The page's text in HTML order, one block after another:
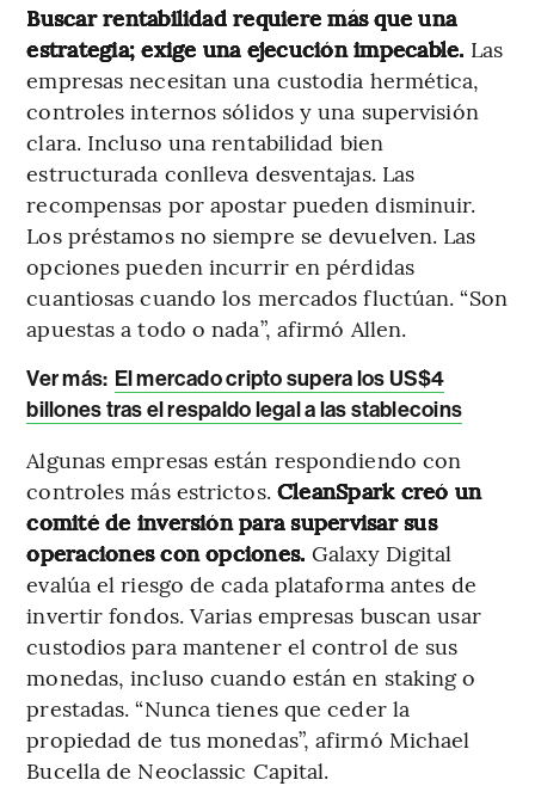
Buscar rentabilidad requiere más que una
estrategia; exige una ejecución impecable. Las
empresas necesitan una custodia hermética,
controles internos sólidos y una supervisión
clara. Incluso una rentabilidad bien
estructurada conlleva desventajas. Las
recompensas por apostar pueden disminuir.
Los préstamos no siempre se devuelven. Las
opciones pueden incurrir en pérdidas
cuantiosas cuando los mercados fluctúan. “Son
apuestas a todo o nada”, afirmó Allen.
Ver más: El mercado cripto supera los US$4
billones tras el respaldo legal a las stablecoins
Algunas empresas están respondiendo con
controles más estrictos. CleanSpark creó un
comité de inversión para supervisar sus
operaciones con opciones. Galaxy Digital
evalúa el riesgo de cada plataforma antes de
invertir fondos. Varias empresas buscan usar
custodios para mantener el control de sus
monedas, incluso cuando están en staking o
prestadas. “Nunca tienes que ceder la
propiedad de tus monedas”, afirmó Michael
Bucella de Neoclassic Capital.